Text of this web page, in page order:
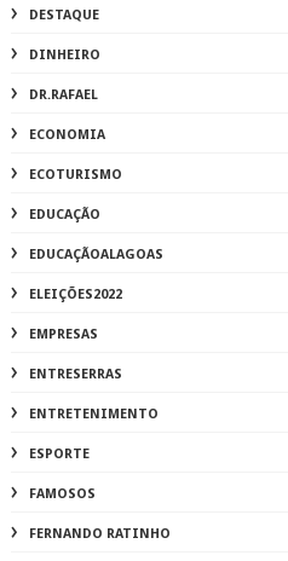
DESTAQUE
DINHEIRO
DR.RAFAEL
ECONOMIA
ECOTURISMO
EDUCAÇÃO
EDUCAÇÃOALAGOAS
ELEIÇÕES2022
EMPRESAS
ENTRESERRAS
ENTRETENIMENTO
ESPORTE
FAMOSOS
FERNANDO RATINHO